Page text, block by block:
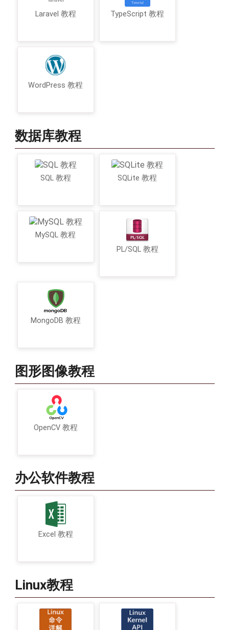
Laravel 教程 TypeScript 教程
WordPress 教程
数据库教程
SQL 教程 SQLite 教程
MySQL 教程
PL/SQL 教程
MongoDB 教程
图形图像教程
OpenCV 教程
办公软件教程
Excel 教程
Linux教程